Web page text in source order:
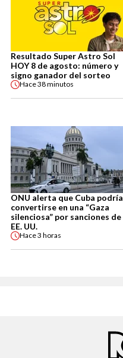
Resultado Super Astro Sol
HOY 8 de agosto: número y
signo ganador del sorteo
Hace38 minutos
ONU alerta que Cuba podría
convertirse en una “Gaza
silenciosa” por sanciones de
EE. UU.
Hace3 horas